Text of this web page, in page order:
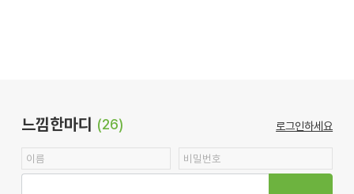
느낌한마디 (26) 로그인하세요